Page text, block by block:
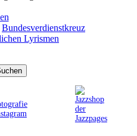
Bundesverdienstkreuz
Lyrismen